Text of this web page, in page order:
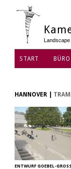
START BÜRO
HANNOVER
ENTWURF GOEBEL-